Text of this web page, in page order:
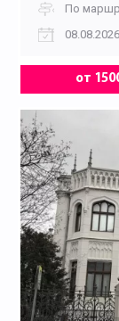
По
08.08.2026
от